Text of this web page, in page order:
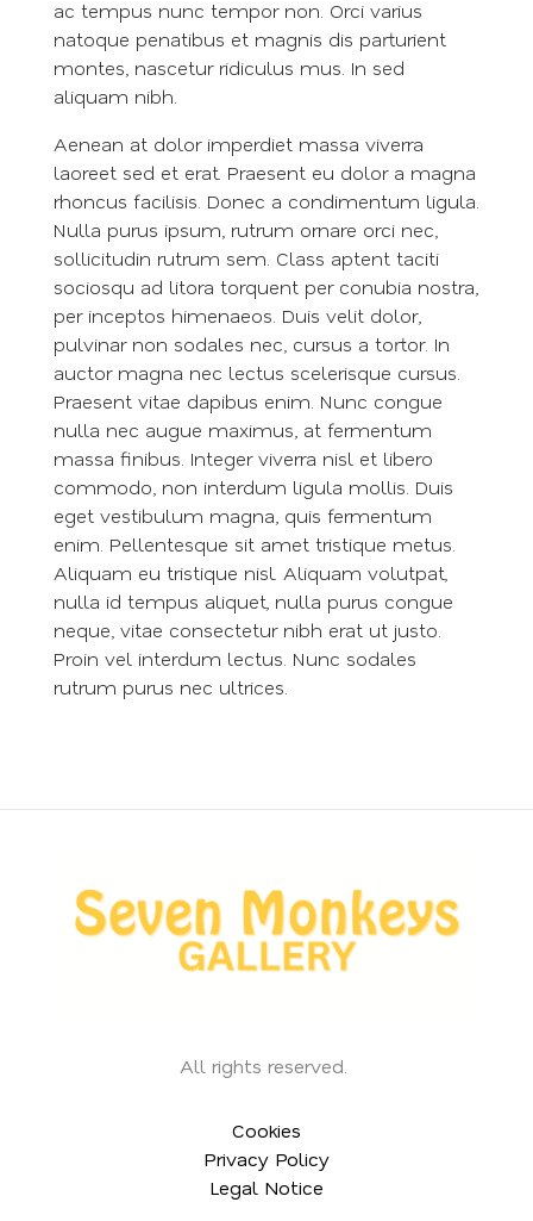
ac tempus nunc tempor non. Orci varius
natoque penatibus et magnis dis parturient
montes, nascetur ridiculus mus. In sed
aliquam nibh.
Aenean at dolor imperdiet massa viverra
laoreet sed et erat. Praesent eu dolor a magna
rhoncus facilisis. Donec a condimentum ligula.
Nulla purus ipsum, rutrum ornare orci nec,
sollicitudin rutrum sem. Class aptent taciti
sociosqu ad litora torquent per conubia nostra,
per inceptos himenaeos. Duis velit dolor,
pulvinar non sodales nec, cursus a tortor. In
auctor magna nec lectus scelerisque cursus.
Praesent vitae dapibus enim. Nunc congue
nulla nec augue maximus, at fermentum
massa finibus. Integer viverra nisl et libero
commodo, non interdum ligula mollis. Duis
eget vestibulum magna, quis fermentum
enim. Pellentesque sit amet tristique metus.
Aliquam eu tristique nisl. Aliquam volutpat,
nulla id tempus aliquet, nulla purus congue
neque, vitae consectetur nibh erat ut justo.
Proin vel interdum lectus. Nunc sodales
rutrum purus nec ultrices.
All rights reserved.
Cookies
Privacy Policy
Legal Notice